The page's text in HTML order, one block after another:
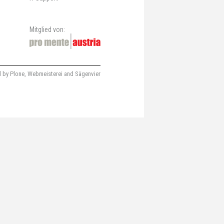
Mitglied von:
by Plone, Webmeisterei and Sägenvier